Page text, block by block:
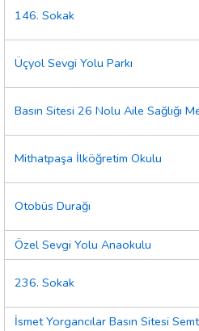
146. Sokak
Üçyol Sevgi Yolu Parkı
Basın Sitesi 26 Nolu Aile Sağlığı
Mithatpaşa İlköğretim Okulu
Otobüs Durağı
Özel Sevgi Yolu Anaokulu
236. Sokak
İsmet Yorgancılar Basın Sitesi Semt